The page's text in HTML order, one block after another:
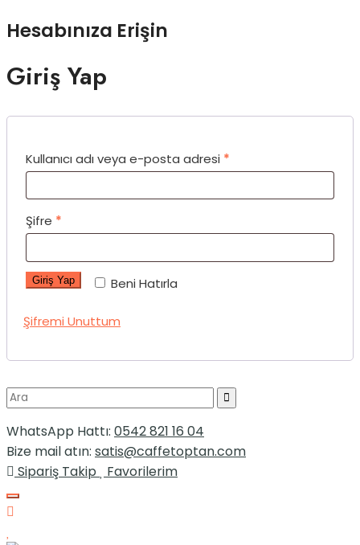
Hesabınıza Erişin
Giriş Yap
Kullanıcı adı veya e-posta adresi *
Şifre *
Beni Hatırla
Giriş Yap
Şifremi Unuttum
WhatsApp Hattı: 0542 821 16 04
Bize mail atın: satis@caffetoptan.com
Sipariş Takip
Favorilerim